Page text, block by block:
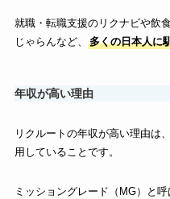
就職・転職支援のリクナビや飲
じゃらんなど、
多くの日本人に
年収が高い理由
リクルートの年収が高い理由は
用していることです。
ミッショングレード（MG）と